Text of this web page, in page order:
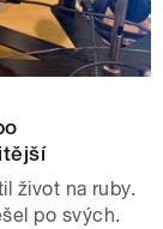
život na ruby.
po svých.